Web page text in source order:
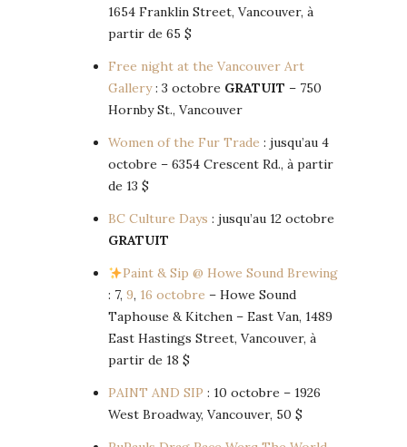
1654 Franklin Street, Vancouver, à
partir de 65 $
Free night at the Vancouver Art
Gallery: 3 octobre GRATUIT – 750
Hornby St., Vancouver
Women of the Fur Trade : jusqu’au 4
octobre – 6354 Crescent Rd., à partir
de 13 $
BC Culture Days : jusqu’au 12 octobre
GRATUIT
Paint & Sip @ Howe Sound Brewing
: 7, 9, 16 octobre – Howe Sound
Taphouse & Kitchen – East Van, 1489
East Hastings Street, Vancouver, à
partir de 18 $
PAINT AND SIP : 10 octobre – 1926
West Broadway, Vancouver, 50 $